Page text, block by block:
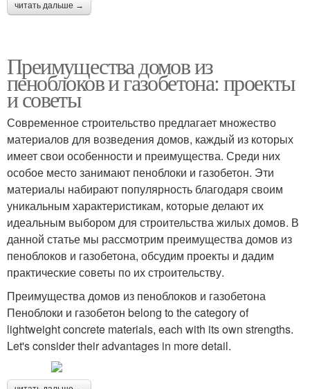
читать дальше →
Преимущества домов из
пеноблоков и газобетона: проекты
и советы
Современное строительство предлагает множество
материалов для возведения домов, каждый из которых
имеет свои особенности и преимущества. Среди них
особое место занимают пеноблоки и газобетон. Эти
материалы набирают популярность благодаря своим
уникальным характеристикам, которые делают их
идеальным выбором для строительства жилых домов. В
данной статье мы рассмотрим преимущества домов из
пеноблоков и газобетона, обсудим проекты и дадим
практические советы по их строительству.
Преимущества домов из пеноблоков и газобетона
Пеноблоки и газобетон belong to the category of
lightweight concrete materials, each with its own strengths.
Let's consider their advantages in more detail.